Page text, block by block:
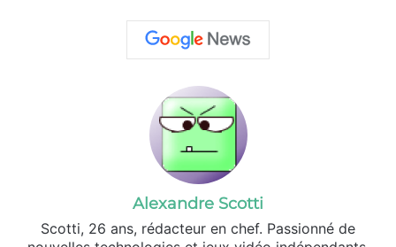
Alexandre Scotti
Scotti, 26 ans, rédacteur en chef. Passionné de